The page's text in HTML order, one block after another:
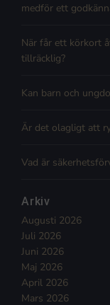
medför ett
När får ett körkort
tillräcklig?
Kan barn och
Är det olagligt att
Vad är
Arkiv
Augusti 2026
Juli 2026
Juni 2026
Maj 2026
April 2026
Mars 2026